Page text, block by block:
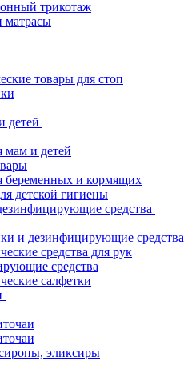
трикотаж
товары для стоп
детей
мам и детей
беременных и кормящих
детской гигиены
средства
и дезинфицирующие средства
средства для рук
средства
салфетки
эликсиры